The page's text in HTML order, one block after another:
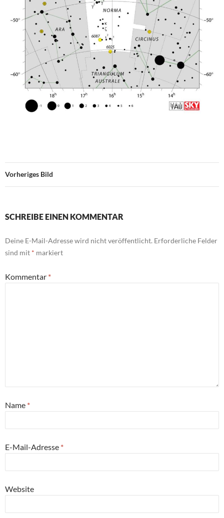
Vorheriges Bild
SCHREIBE EINEN KOMMENTAR
Deine E-Mail-Adresse wird nicht veröffentlicht. Erforderliche Felder
sind mit * markiert
Kommentar *
Name *
E-Mail-Adresse *
Website